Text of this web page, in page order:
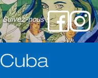
Suivez-nous !